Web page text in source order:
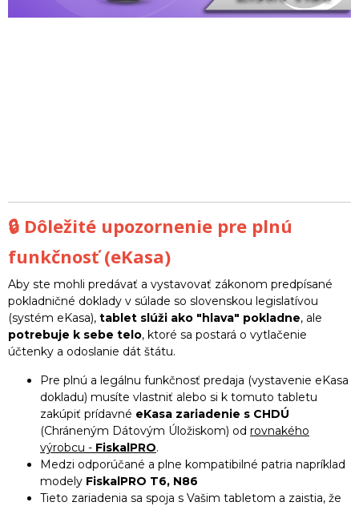
🔒 Dôležité upozornenie pre plnú
funkčnosť (eKasa)
Aby ste mohli predávať a vystavovať zákonom predpísané
pokladničné doklady v súlade so slovenskou legislatívou
(systém eKasa), tablet slúži ako "hlava" pokladne, ale
potrebuje k sebe telo, ktoré sa postará o vytlačenie
účtenky a odoslanie dát štátu.
Pre plnú a legálnu funkčnosť predaja (vystavenie eKasa
dokladu) musíte vlastniť alebo si k tomuto tabletu
zakúpiť prídavné eKasa zariadenie s CHDÚ
(Chráneným Dátovým Úložiskom) od rovnakého
výrobcu - FiskalPRO.
Medzi odporúčané a plne kompatibilné patria napríklad
modely FiskalPRO T6, N86
Tieto zariadenia sa spoja s Vašim tabletom a zaistia, že